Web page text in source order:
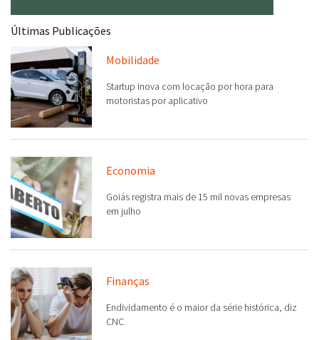
Últimas Publicações
Mobilidade
Startup inova com locação por hora para
motoristas por aplicativo
Economia
Goiás registra mais de 15 mil novas empresas
em julho
Finanças
Endividamento é o maior da série histórica, diz
CNC